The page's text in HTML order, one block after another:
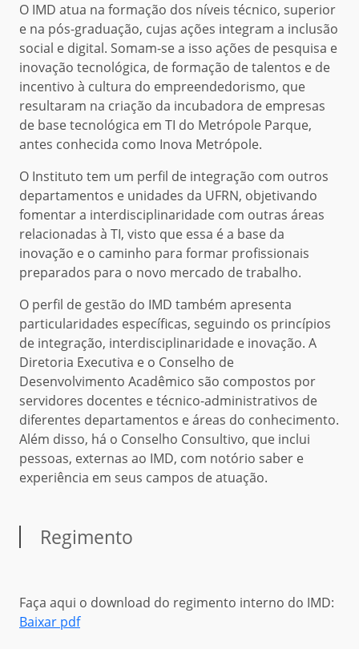
O IMD atua na formação dos níveis técnico, superior
e na pós-graduação, cujas ações integram a inclusão
social e digital. Somam-se a isso ações de pesquisa e
inovação tecnológica, de formação de talentos e de
incentivo à cultura do empreendedorismo, que
resultaram na criação da incubadora de empresas
de base tecnológica em TI do Metrópole Parque,
antes conhecida como Inova Metrópole.
O Instituto tem um perfil de integração com outros
departamentos e unidades da UFRN, objetivando
fomentar a interdisciplinaridade com outras áreas
relacionadas à TI, visto que essa é a base da
inovação e o caminho para formar profissionais
preparados para o novo mercado de trabalho.
O perfil de gestão do IMD também apresenta
particularidades específicas, seguindo os princípios
de integração, interdisciplinaridade e inovação. A
Diretoria Executiva e o Conselho de
Desenvolvimento Acadêmico são compostos por
servidores docentes e técnico-administrativos de
diferentes departamentos e áreas do conhecimento.
Além disso, há o Conselho Consultivo, que inclui
pessoas, externas ao IMD, com notório saber e
experiência em seus campos de atuação.
Regimento
Faça aqui o download do regimento interno do IMD:
Baixar pdf